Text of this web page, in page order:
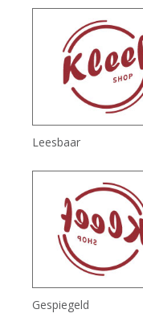
Leesbaar
Gespiegeld